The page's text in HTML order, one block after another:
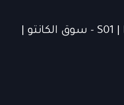
سوق الكانتو - S01 | EP 30 - سوق الكانتو |